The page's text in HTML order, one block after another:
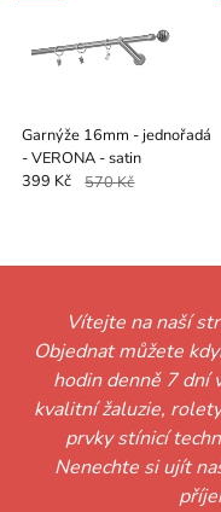
Garnýže 16mm - jednořadá
- VERONA - satin
399 Kč 570 Kč
Vítejte na naší
Objednat můžete
hodin denně 7 dní
kvalitní žaluzie,
prvky stínicí
Nenechte si ujít